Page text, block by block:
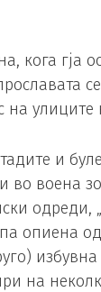
кога гја
на улиците
и
во воена
одреди,
опиена
на